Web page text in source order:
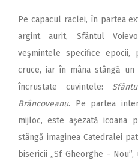
Pe capacul raclei, în partea
argint aurit, Sfântul
veşmintele specifice
cruce, iar în mâna stângă
încrustate cuvintele:
Brâncoveanu. Pe partea
mijloc, este aşezată icoana
stângă imaginea Catedralei
bisericii ,,Sf. Gheorghe –